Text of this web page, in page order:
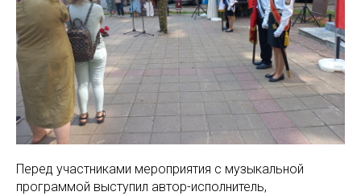
Перед участниками мероприятия с музыкальной
программой выступил автор-исполнитель,